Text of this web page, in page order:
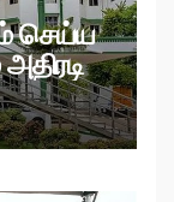
செய்ய